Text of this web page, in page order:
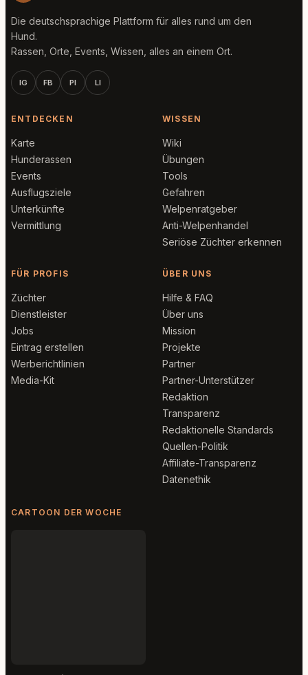
Die deutschsprachige Plattform für alles rund um den
Hund.
Rassen, Orte, Events, Wissen, alles an einem Ort.
IG FB PI LI
ENTDECKEN
Karte
Hunderassen
Events
Ausflugsziele
Unterkünfte
Vermittlung
WISSEN
Wiki
Übungen
Tools
Gefahren
Welpenratgeber
Anti-Welpenhandel
Seriöse Züchter erkennen
FÜR PROFIS
Züchter
Dienstleister
Jobs
Eintrag erstellen
Werberichtlinien
Media-Kit
ÜBER UNS
Hilfe & FAQ
Über uns
Mission
Projekte
Partner
Partner-Unterstützer
Redaktion
Transparenz
Redaktionelle Standards
Quellen-Politik
Affiliate-Transparenz
Datenethik
CARTOON DER WOCHE